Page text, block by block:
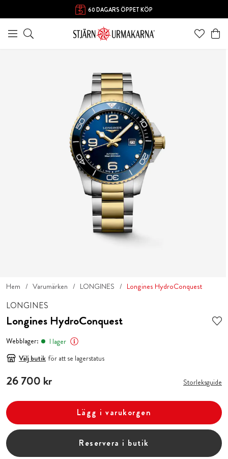
60 DAGARS ÖPPET KÖP
FRI FRAKT ÖVER 1000 KR
Hem Varumärken LONGINES Longines HydroConquest
LONGINES
Longines HydroConquest
Webblager:
I lager
Välj butik för att se lagerstatus
Pris :26 700 kr
26 700 kr Storleksguide
Lägg i varukorgen
Reservera i butik